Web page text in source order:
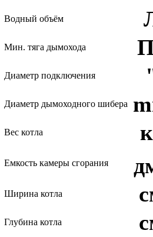
Водный объём
Мин. тяга дымохода
Диаметр подключения
Диаметр дымоходного шибера
Вес котла
Емкость камеры сгорания
Ширина котла
Глубина котла